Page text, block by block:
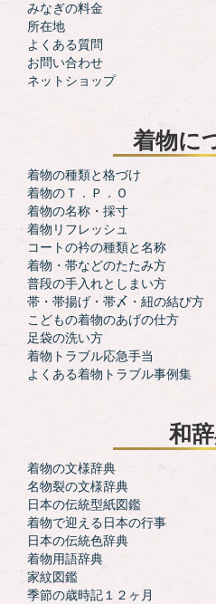
みなぎの料金
所在地
よくある質問
お問い合わせ
ネットショップ
着物に
着物の種類と格づけ
着物のＴ．Ｐ．Ｏ
着物の名称・採寸
着物リフレッシュ
コートの衿の種類と名称
着物・帯などのたたみ方
普段の手入れとしまい方
帯・帯揚げ・帯〆・紐の結び方
こどもの着物のあげの仕方
足袋の洗い方
着物トラブル応急手当
よくある着物トラブル事例集
和
着物の文様辞典
名物裂の文様辞典
日本の伝統型紙図鑑
着物で迎える日本の行事
日本の伝統色辞典
着物用語辞典
家紋図鑑
季節の歳時記１２ヶ月